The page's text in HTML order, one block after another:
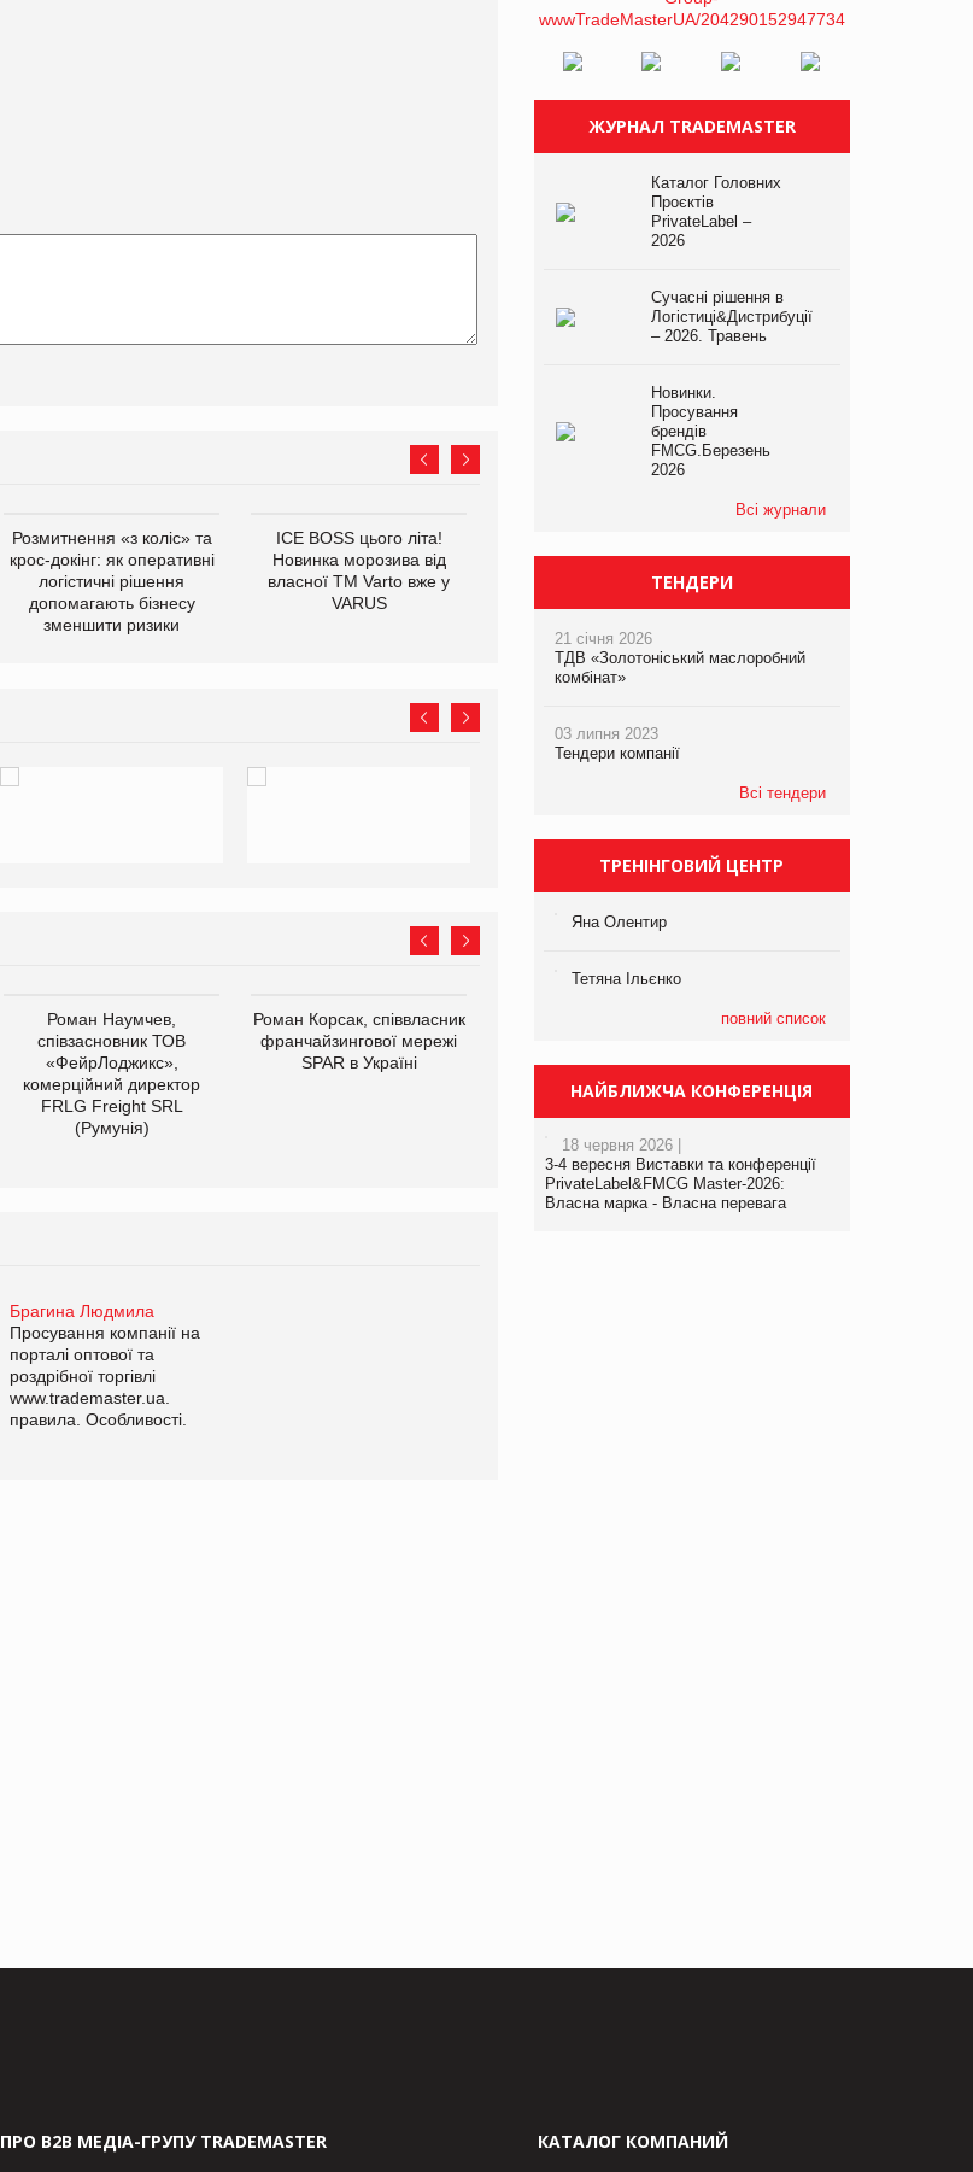
Розмитнення «з коліс» та
крос-докінг: як оперативні
логістичні рішення
допомагають бізнесу
зменшити ризики
ICE BOSS цього літа!
Новинка морозива від
власної ТМ Varto вже у
VARUS
кампанію «Хто б знав» про
асортимент, якого покупці
збиток у першому півріччі
Роман Наумчев,
співзасновник ТОВ
«ФейрЛоджикс»,
комерційний директор
FRLG Freight SRL
(Румунія)
Роман Корсак, співвласник
франчайзингової мережі
SPAR в Україні
департаменту з
виробництва
Яна Сараніна, директор
Брагина Людмила
Просування компанії на
порталі оптової та
роздрібної торгівлі
www.trademaster.ua.
правила. Особливості.
ЖУРНАЛ TRADEMASTER
Каталог Головних
Проєктів
PrivateLabel –
2026
Сучасні рішення в
Логістиці&Дистрибуції
– 2026. Травень
Новинки.
Просування
брендів
FMCG.Березень
2026
Всі журнали
ТЕНДЕРИ
21 січня 2026
ТДВ «Золотоніський маслоробний
комбінат»
03 липня 2023
Тендери компанії
Всі тендери
ТРЕНІНГОВИЙ ЦЕНТР
Яна Олентир
Тетяна Ільєнко
повний список
НАЙБЛИЖЧА КОНФЕРЕНЦІЯ
18 червня 2026 |
3-4 вересня Виставки та конференції
PrivateLabel&FMCG Master-2026:
Власна марка - Власна перевага
ПРО В2В МЕДІА-ГРУПУ TRADEMASTER КАТАЛОГ КОМПАНИЙ